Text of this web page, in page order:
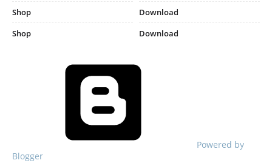
Shop
Download
Shop
Download
Powered by
Blogger